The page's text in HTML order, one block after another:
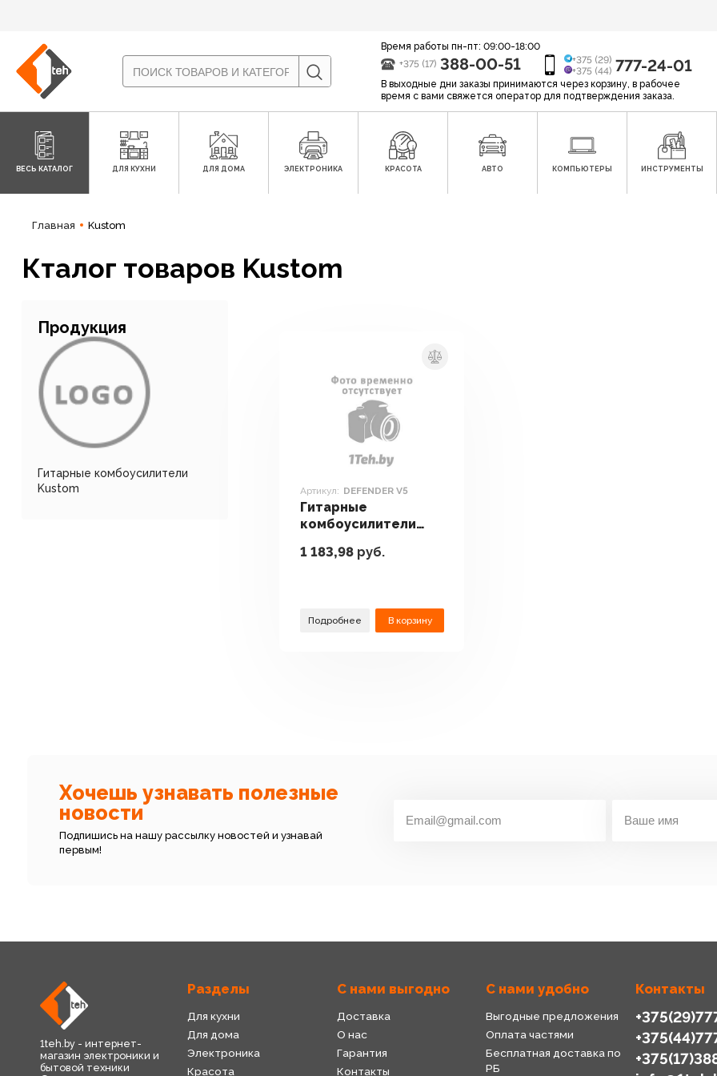
Время работы пн-пт: 09:00-18:00
+375 (17) 388-00-51
+375 (29)
+375 (44) 777-24-01
В выходные дни заказы принимаются через корзину, в рабочее
время с вами свяжется оператор для подтверждения заказа.
ВЕСЬ КАТАЛОГ ДЛЯ КУХНИ ДЛЯ ДОМА ЭЛЕКТРОНИКА КРАСОТА АВТО КОМПЬЮТЕРЫ ИНСТРУМЕНТЫ
Главная Kustom
Кталог товаров Kustom
Продукция
Гитарные комбоусилители
Kustom
Артикул: DEFENDER V5
Гитарные
комбоусилители
V5
1 183,98 руб.
Подробнее В корзину
Хочешь узнавать полезные
новости
Подпишись на нашу рассылку новостей и узнавай
первым!
1teh.by - интернет-
магазин электроники и
бытовой техники
Разделы
Для кухни
Для дома
Электроника
Красота
С нами выгодно
Доставка
О нас
Гарантия
Контакты
С нами удобно
Выгодные предложения
Оплата частями
Бесплатная доставка по
РБ
Контакты